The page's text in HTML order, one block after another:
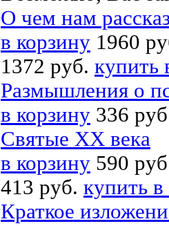
О чем нам
в корзину 1960
1372 руб. купить
Размышления о
в корзину 336
Святые XX века
в корзину 590
413 руб. купить
Краткое